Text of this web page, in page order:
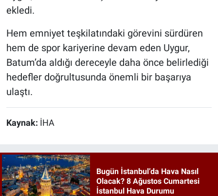
ekledi.
Hem emniyet teşkilatındaki görevini sürdüren
hem de spor kariyerine devam eden Uygur,
Batum’da aldığı dereceyle daha önce belirlediği
hedefler doğrultusunda önemli bir başarıya
ulaştı.
Kaynak: İHA
Bugün İstanbul’da Hava Nasıl
Olacak? 8 Ağustos Cumartesi
İstanbul Hava Durumu